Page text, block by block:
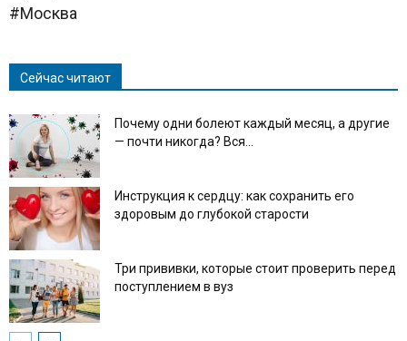
#Москва
Сейчас читают
Почему одни болеют каждый месяц, а другие
— почти никогда? Вся...
Инструкция к сердцу: как сохранить его
здоровым до глубокой старости
Три прививки, которые стоит проверить перед
поступлением в вуз